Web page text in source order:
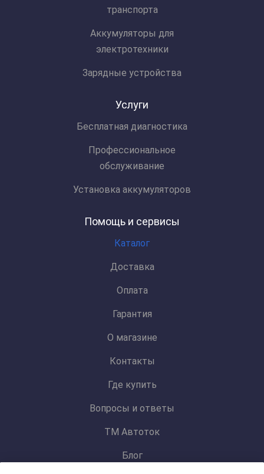
транспорта
Аккумуляторы для
электротехники
Зарядные устройства
Услуги
Бесплатная диагностика
Профессиональное
обслуживание
Установка аккумуляторов
Помощь и сервисы
Каталог
Доставка
Оплата
Гарантия
О магазине
Контакты
Где купить
Вопросы и ответы
ТМ Автоток
Блог